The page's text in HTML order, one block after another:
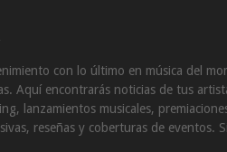
con lo último en música del
Aquí encontrarás noticias de tus
lanzamientos musicales,
reseñas y coberturas de eventos.